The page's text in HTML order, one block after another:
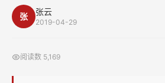
张 张云
2019-04-29
阅读数 5,169